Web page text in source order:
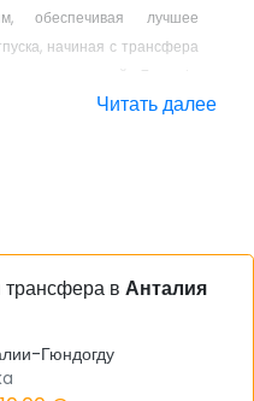
обеспечивая лучшее
начиная с трансфера
домой. Tourwix,
трансфера из
для нашей компании
Анталии ; это VIP-
Чтобы избежать
из/в аэропорт
Читать далее
в Анталия
Гюндогду